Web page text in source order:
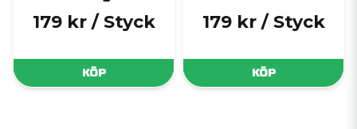
179 kr / Styck
KÖP
179 kr / Styck
KÖP